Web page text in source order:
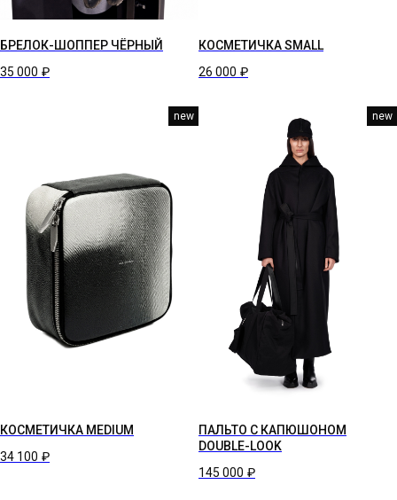
БРЕЛОК-ШОППЕР ЧЁРНЫЙ
35 000 ₽
КОСМЕТИЧКА SMALL
26 000 ₽
new
КОСМЕТИЧКА MEDIUM
34 100 ₽
new
ПАЛЬТО C КАПЮШОНОМ
DOUBLE-LOOK
145 000 ₽